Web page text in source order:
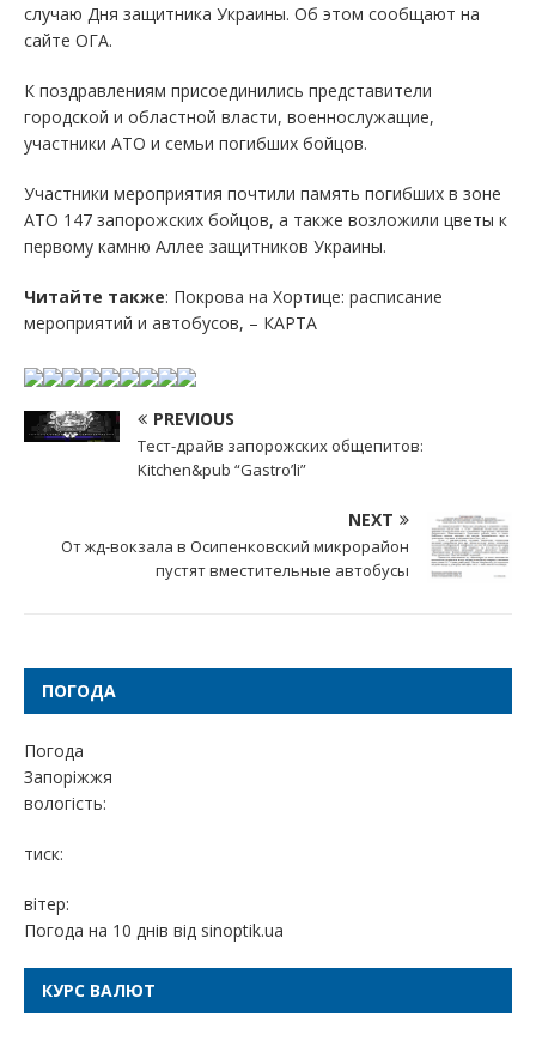
случаю Дня защитника Украины. Об этом сообщают на
сайте ОГА.
К поздравлениям присоединились представители
городской и областной власти, военнослужащие,
участники АТО и семьи погибших бойцов.
Участники мероприятия почтили память погибших в зоне
АТО 147 запорожских бойцов, а также возложили цветы к
первому камню Аллее защитников Украины.
Читайте также: Покрова на Хортице: расписание
мероприятий и автобусов, – КАРТА
PREVIOUS
Тест-драйв запорожских общепитов:
Kitchen&pub “Gastro’li”
NEXT
От жд-вокзала в Осипенковский микрорайон
пустят вместительные автобусы
ПОГОДА
Погода
Запоріжжя
вологість:
тиск:
вітер:
Погода на 10 днів від sinoptik.ua
КУРС ВАЛЮТ